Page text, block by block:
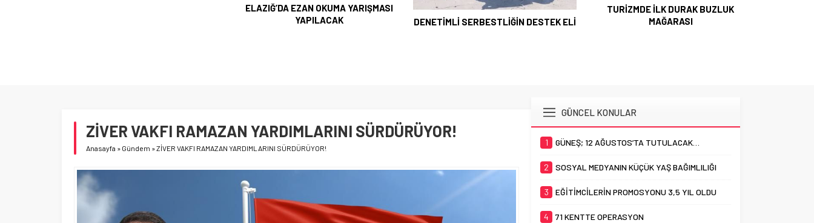
ELAZIĞ’DA EZAN OKUMA YARIŞMASI
YAPILACAK
DENETİMLİ SERBESTLİĞİN DESTEK ELİ
TURİZMDE İLK DURAK BUZLUK
MAĞARASI
ZİVER VAKFI RAMAZAN YARDIMLARINI SÜRDÜRÜYOR!
Anasayfa » Gündem »ZİVER VAKFI RAMAZAN YARDIMLARINI SÜRDÜRÜYOR!
GÜNCEL KONULAR
1 GÜNEŞ; 12 AĞUSTOS’TA TUTULACAK…
2 SOSYAL MEDYANIN KÜÇÜK YAŞ BAĞIMLILIĞI
3 EĞİTİMCİLERİN PROMOSYONU 3,5 YIL OLDU
4 71 KENTTE OPERASYON